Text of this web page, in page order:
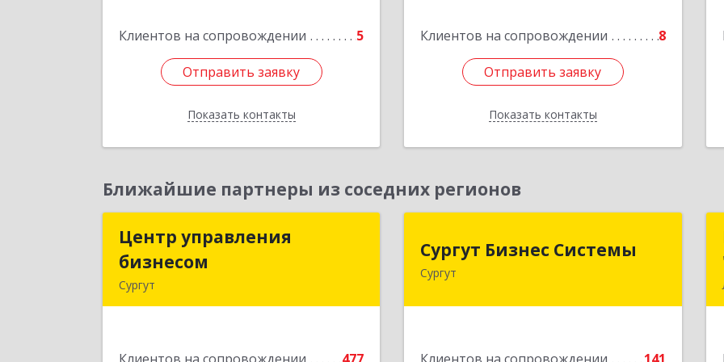
Клиентов на сопровождении 5
Отправить заявку
Показать контакты
Отправить заявку
Назад
Клиентов на сопровождении 8
Отправить заявку
Показать контакты
Подробнее
Ближайшие партнеры из соседних регионов
Центр управления
бизнесом
Сургут
Центр управления
Сургут Бизнес Системы
Сургут